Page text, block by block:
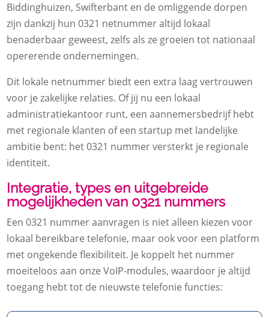
Biddinghuizen, Swifterbant en de omliggende dorpen
zijn dankzij hun 0321 netnummer altijd lokaal
benaderbaar geweest, zelfs als ze groeien tot nationaal
opererende ondernemingen.
Dit lokale netnummer biedt een extra laag vertrouwen
voor je zakelijke relaties. Of jij nu een lokaal
administratiekantoor runt, een aannemersbedrijf hebt
met regionale klanten of een startup met landelijke
ambitie bent: het 0321 nummer versterkt je regionale
identiteit.
Integratie, types en uitgebreide
mogelijkheden van 0321 nummers
Een 0321 nummer aanvragen is niet alleen kiezen voor
lokaal bereikbare telefonie, maar ook voor een platform
met ongekende flexibiliteit. Je koppelt het nummer
moeiteloos aan onze VoIP-modules, waardoor je altijd
toegang hebt tot de nieuwste telefonie functies: